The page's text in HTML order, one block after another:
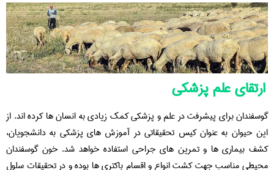
ارتقای علم پزشکی
گوسفندان برای پیشرفت در علم و پزشکی کمک زیادی به انسان ها کرده اند. از
این حیوان به عنوان کیس تحقیقاتی در آموزش های پزشکی به دانشجویان،
کشف بیماری ها و تمرین های جراحی استفاده خواهد شد. خون گوسفندان
محیطی مناسب جهت کشت انواع و اقسام باکتری ها بوده و در تحقیقات سلول